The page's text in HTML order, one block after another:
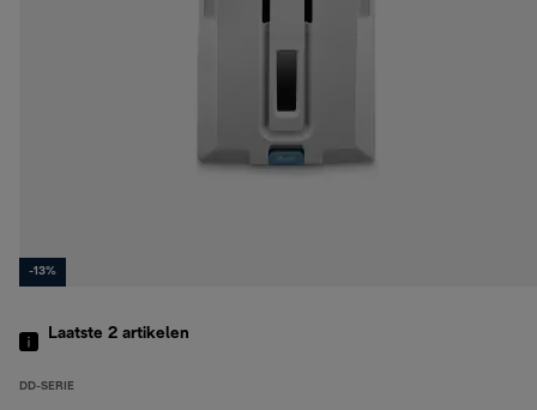
-13%
Laatste 2 artikelen
DD-SERIE